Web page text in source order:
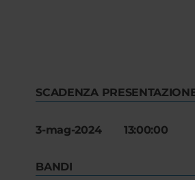
SCADENZA
3-mag-2024 13:00:00
BANDI